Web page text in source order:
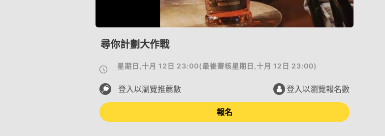
尋你計劃大作戰
星期日,十月 12日 23:00(最後審核星期日,十月 12日 23:00)
登入以瀏覽推薦數 登入以瀏覽報名數
報名